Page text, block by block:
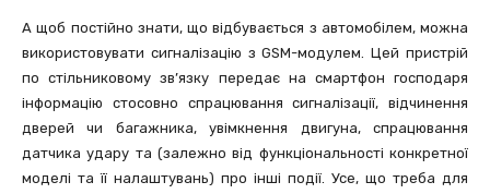
А щоб постійно знати, що відбувається з автомобілем, можна
використовувати сигналізацію з GSM-модулем. Цей пристрій
по стільниковому зв’язку передає на смартфон господаря
інформацію стосовно спрацювання сигналізації, відчинення
дверей чи багажника, увімкнення двигуна, спрацювання
датчика удару та (залежно від функціональності конкретної
моделі та її налаштувань) про інші події. Усе, що треба для